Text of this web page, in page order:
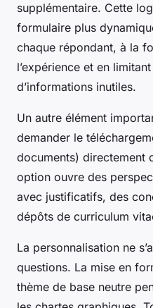
supplémentaire. Cette
formulaire plus
chaque répondant, à la
l’expérience et en
d’informations inutiles.
Un autre élément
demander le
documents) directement
option ouvre des
avec justificatifs, des
dépôts de curriculum
La personnalisation ne
questions. La mise en
thème de base neutre